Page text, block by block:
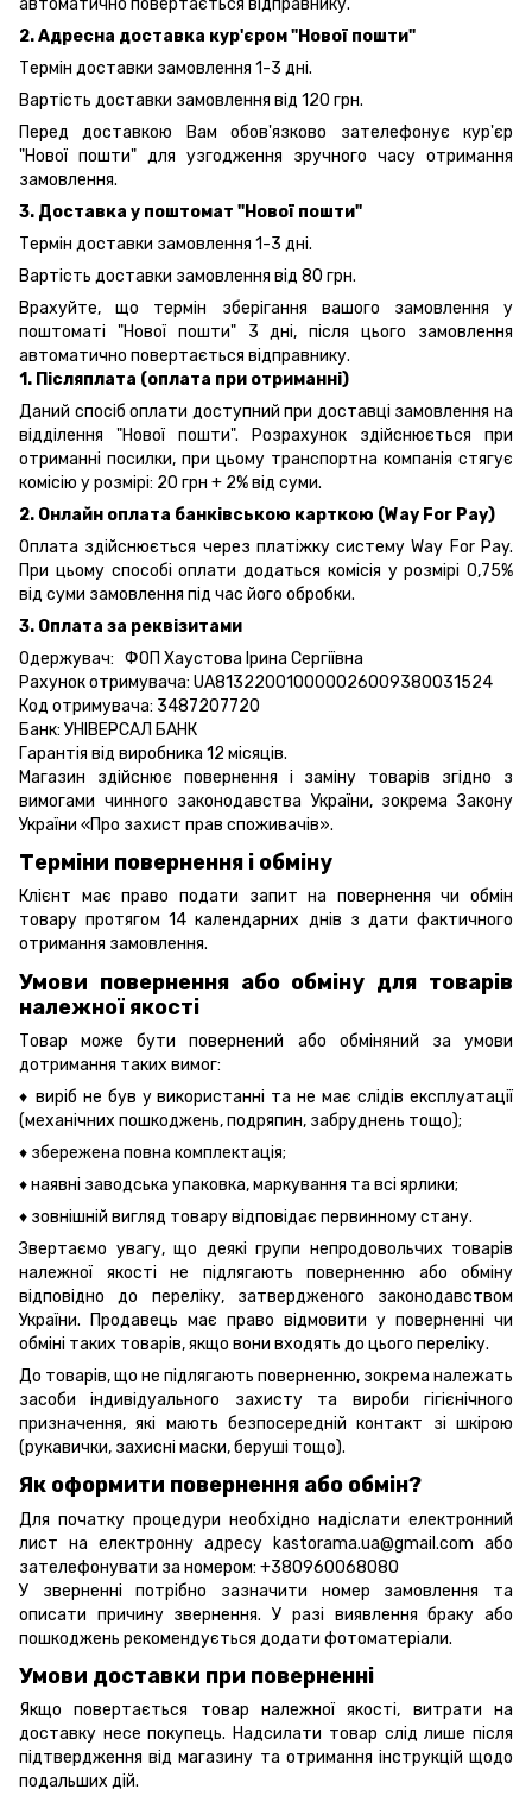
2. Адресна доставка кур'єром "Нової пошти"
Термін доставки замовлення 1-3 дні.
Вартість доставки замовлення від 120 грн.
Перед доставкою Вам обов'язково зателефонує кур'єр
"Нової пошти" для узгодження зручного часу отримання
замовлення.
3. Доставка у поштомат "Нової пошти"
Термін доставки замовлення 1-3 дні.
Вартість доставки замовлення від 80 грн.
Врахуйте, що термін зберігання вашого замовлення у
поштоматі "Нової пошти" 3 дні, після цього замовлення
автоматично повертається відправнику.
1. Післяплата (оплата при отриманні)
Даний спосіб оплати доступний при доставці замовлення на
відділення "Нової пошти". Розрахунок здійснюється при
отриманні посилки, при цьому транспортна компанія стягує
комісію у розмірі: 20 грн + 2% від суми.
2. Онлайн оплата банківською карткою (Way For Pay)
Оплата здійснюється через платіжку систему Way For Pay.
При цьому способі оплати додаться комісія у розмірі 0,75%
від суми замовлення під час його обробки.
3. Оплата за реквізитами
Одержувач: ФОП Хаустова Ірина Сергіївна
Рахунок отримувача: UA813220010000026009380031524
Код отримувача: 3487207720
Банк: УНІВЕРСАЛ БАНК
Гарантія від виробника 12 місяців.
Магазин здійснює повернення і заміну товарів згідно з
вимогами чинного законодавства України, зокремаЗакону
України «Про захист прав споживачів».
Терміни повернення і обміну
Клієнт має право подати запит на повернення чи обмін
товару протягом 14 календарних днів з дати фактичного
отримання замовлення.
Умови повернення або обміну для товарів
належної якості
Товар може бути повернений або обміняний за умови
дотримання таких вимог:
♦ виріб не був у використанні та не має слідів експлуатації
(механічних пошкоджень, подряпин, забруднень тощо);
♦ збережена повна комплектація;
♦ наявні заводська упаковка, маркування та всі ярлики;
♦ зовнішній вигляд товару відповідає первинному стану.
Звертаємо увагу, що деякі групи непродовольчих товарів
належної якості не підлягають поверненню або обміну
відповідно до переліку, затвердженого законодавством
України. Продавець має право відмовити у поверненні чи
обміні таких товарів, якщо вони входять до цього переліку.
До товарів, що не підлягають поверненню, зокрема належать
засоби індивідуального захисту та вироби гігієнічного
призначення, які мають безпосередній контакт зі шкірою
(рукавички, захисні маски, беруші тощо).
Як оформити повернення або обмін?
Для початку процедури необхідно надіслати електронний
лист на електронну адресу kastorama.ua@gmail.com або
зателефонувати за номером: +380960068080
У зверненні потрібно зазначити номер замовлення та
описати причину звернення. У разі виявлення браку або
пошкоджень рекомендується додати фотоматеріали.
Умови доставки при поверненні
Якщо повертається товар належної якості, витрати на
доставку несе покупець. Надсилати товар слід лише після
підтвердження від магазину та отримання інструкцій щодо
подальших дій.